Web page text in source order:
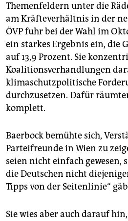
Themenfeldern unter die
am Kräfteverhältnis in der
ÖVP fuhr bei der Wahl im
ein starkes Ergebnis ein, die
auf 13,9 Prozent. Sie
Koalitionsverhandlungen
klimaschutzpolitische
durchzusetzen. Dafür
komplett.
Baerbock bemühte sich,
Parteifreunde in Wien zu
seien nicht einfach gewesen,
die Deutschen nicht
Tipps von der Seitenlinie“
Sie wies aber auch darauf